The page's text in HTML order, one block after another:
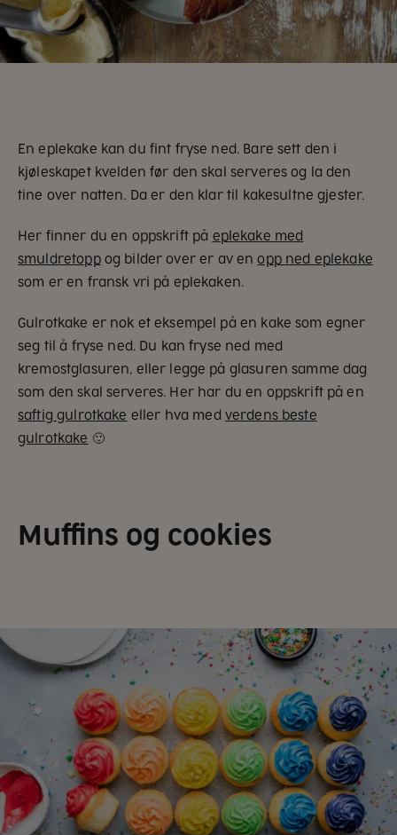
En eplekake kan du fint fryse ned. Bare sett den i
kjøleskapet kvelden før den skal serveres og la den
tine over natten. Da er den klar til kakesultne gjester.
Her finner du en oppskrift på eplekake med
smuldretoppog bilder over er av enopp ned eplekake
som er en fransk vri på eplekaken.
Gulrotkake er nok et eksempel på en kake som egner
seg til å fryse ned. Du kan fryse ned med
kremostglasuren, eller legge på glasuren samme dag
som den skal serveres. Her har du en oppskrift på en
saftig gulrotkake eller hva med verdens beste
gulrotkake 🙂
Muffins og cookies